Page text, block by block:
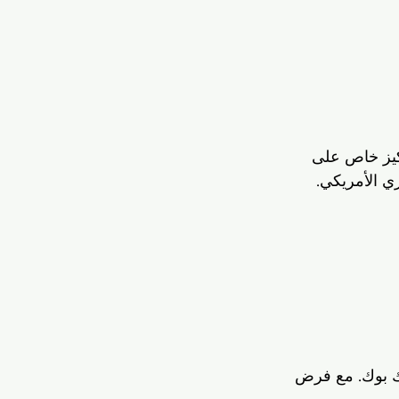
خاص على
الأمريكي.
بوك. مع فرض